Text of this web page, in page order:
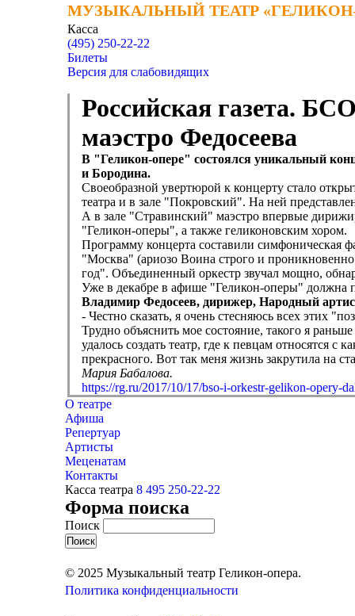
МУЗЫКАЛЬНЫЙ ТЕАТР
МУЗЫКАЛЬНЫЙ ТЕАТР
Касса
(495) 250-22-22
Билеты
Версия для слабовидящих
Российская газета.
маэстро Федосеева
В "Геликон-опере" состоялся уникальный
и Бородина.
Своеобразной увертюрой к концерту стало
театра и в зале "Покровский". На ней
А в зале "Стравинский" маэстро впервые
"Геликон-оперы", а также геликоновским хором.
Программу концерта составили симфоническая
"Москва" (ариозо Воина строго и
год". Объединенный оркестр звучал мощно,
Уже в декабре в афише "Геликон-оперы" должна
Владимир Федосеев, дирижер, Народный
- Честно сказать, я очень стесняюсь всех этих
Трудно объяснить мое состояние, такого я
удалось создать театр, где к певцам относятся
прекрасного. Вот так меня жизнь закрутила на
Мария Бабалова.
https://rg.ru/2017/10/17/bso-i-orkestr-gelikon-opery-
О театре
Афиша
Репертуар
Артисты
Меценатам
Контакты
Касса театра 8 495 250-22-22
Форма поиска
Поиск
© 2025 Музыкальный театр Геликон-опера.
Политика конфиденциальности